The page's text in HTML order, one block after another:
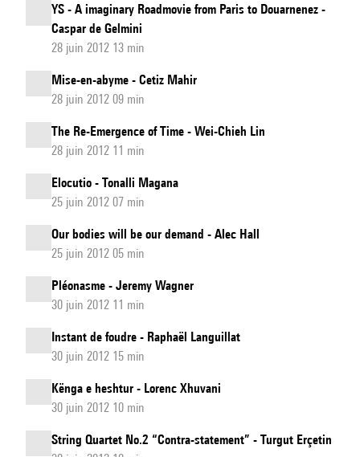
YS - A imaginary Roadmovie from Paris to Douarnenez -
Caspar de Gelmini
28 juin 2012 13 min
Mise-en-abyme - Cetiz Mahir
28 juin 2012 09 min
The Re-Emergence of Time - Wei-Chieh Lin
28 juin 2012 11 min
Elocutio - Tonalli Magana
25 juin 2012 07 min
Our bodies will be our demand - Alec Hall
25 juin 2012 05 min
Pléonasme - Jeremy Wagner
30 juin 2012 11 min
Instant de foudre - Raphaël Languillat
30 juin 2012 15 min
Kënga e heshtur - Lorenc Xhuvani
30 juin 2012 10 min
String Quartet No.2 “Contra-statement” - Turgut Erçetin